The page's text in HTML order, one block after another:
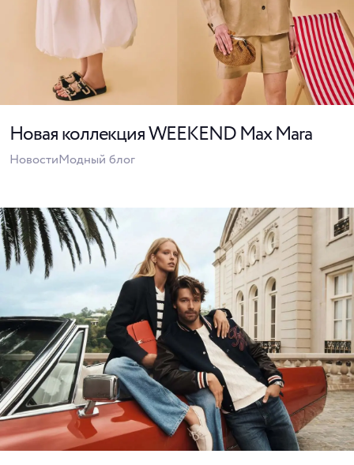
Новая коллекция WEEKEND Max Mara
НовостиМодный блог